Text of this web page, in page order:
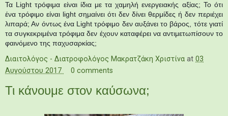
Τα Light τρόφιμα είναι ίδια με τα χαμηλή ενεργειακής αξίας; Το ότι
ένα τρόφιμο είναι light σημαίνει ότι δεν δίνει θερμίδες ή δεν περιέχει
λιπαρά; Αν όντως ένα Light τρόφιμο δεν αυξάνει το βάρος, τότε γιατί
τα συγκεκριμένα τρόφιμα δεν έχουν καταφέρει να αντιμετωπίσουν το
φαινόμενο της παχυσαρκίας;
Διαιτολόγος - Διατροφολόγος Μακρατζάκη Χριστίνα at 03
Αυγούστου 2017
0 comments
Τι κάνουμε στον καύσωνα;